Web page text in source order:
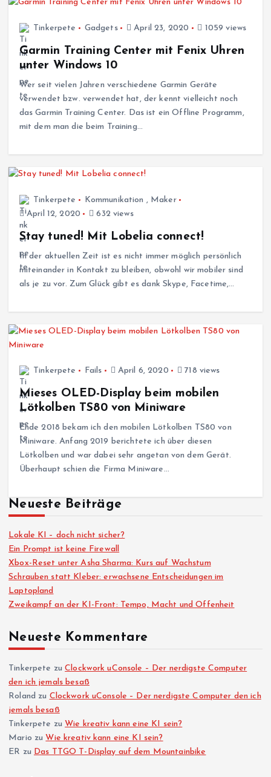
Tinkerpete Gadgets April 23, 2020 1059 views
Garmin Training Center mit Fenix Uhren
unter Windows 10
Wer seit vielen Jahren verschiedene Garmin Geräte
verwendet bzw. verwendet hat, der kennt vielleicht noch
das Garmin Training Center. Das ist ein Offline Programm,
mit dem man die beim Training…
Tinkerpete Kommunikation , Maker
April 12, 2020
632 views
Stay tuned! Mit Lobelia connect!
In der aktuellen Zeit ist es nicht immer möglich persönlich
miteinander in Kontakt zu bleiben, obwohl wir mobiler sind
als je zu vor. Zum Glück gibt es dank Skype, Facetime,…
Tinkerpete Fails April 6, 2020 718 views
Mieses OLED-Display beim mobilen
Lötkolben TS80 von Miniware
Ende 2018 bekam ich den mobilen Lötkolben TS80 von
Miniware. Anfang 2019 berichtete ich über diesen
Lötkolben und war dabei sehr angetan von dem Gerät.
Überhaupt schien die Firma Miniware…
Neueste Beiträge
Lokale KI – doch nicht sicher?
Ein Prompt ist keine Firewall
Xbox-Reset unter Asha Sharma: Kurs auf Wachstum
Schrauben statt Kleber: erwachsene Entscheidungen im
Laptopland
Zweikampf an der KI-Front: Tempo, Macht und Offenheit
Neueste Kommentare
Tinkerpete zuClockwork uConsole – Der nerdigste Computer
den ich jemals besaß
Roland zu Clockwork uConsole – Der nerdigste Computer den ich
jemals besaß
Tinkerpete zuWie kreativ kann eine KI sein?
Mario zuWie kreativ kann eine KI sein?
ER zu Das TTGO T-Display auf dem Mountainbike